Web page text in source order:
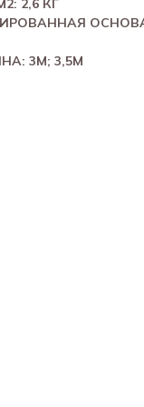
2,6 КГ
3М; 3,5М